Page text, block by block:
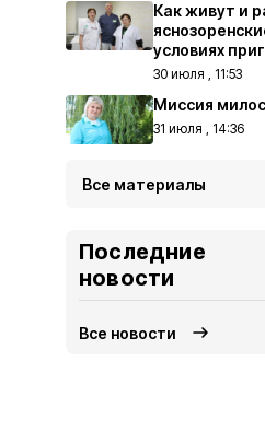
Как живут и
условиях
30 июля , 11:53
Миссия
31 июля , 14:36
Все материалы
Последние
новости
Все новости